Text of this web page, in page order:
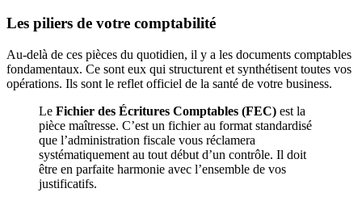
Les piliers de votre comptabilité
Au-delà de ces pièces du quotidien, il y a les documents comptables
fondamentaux. Ce sont eux qui structurent et synthétisent toutes vos
opérations. Ils sont le reflet officiel de la santé de votre business.
Le Fichier des Écritures Comptables (FEC) est la
pièce maîtresse. C’est un fichier au format standardisé
que l’administration fiscale vous réclamera
systématiquement au tout début d’un contrôle. Il doit
être en parfaite harmonie avec l’ensemble de vos
justificatifs.